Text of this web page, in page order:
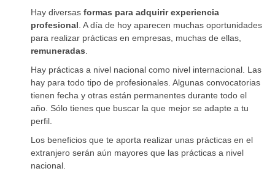
Hay diversas formas para adquirir experiencia
profesional . A día de hoy aparecen muchas oportunidades
para realizar prácticas en empresas, muchas de ellas,
remuneradas
Hay prácticas a nivel nacional como nivel internacional. Las
hay para todo tipo de profesionales. Algunas convocatorias
tienen fecha y otras están permanentes durante todo el
año. Sólo tienes que buscar la que mejor se adapte a tu
perfil.
Los beneficios que te aporta realizar unas prácticas en el
extranjero serán aún mayores que las prácticas a nivel
nacional.